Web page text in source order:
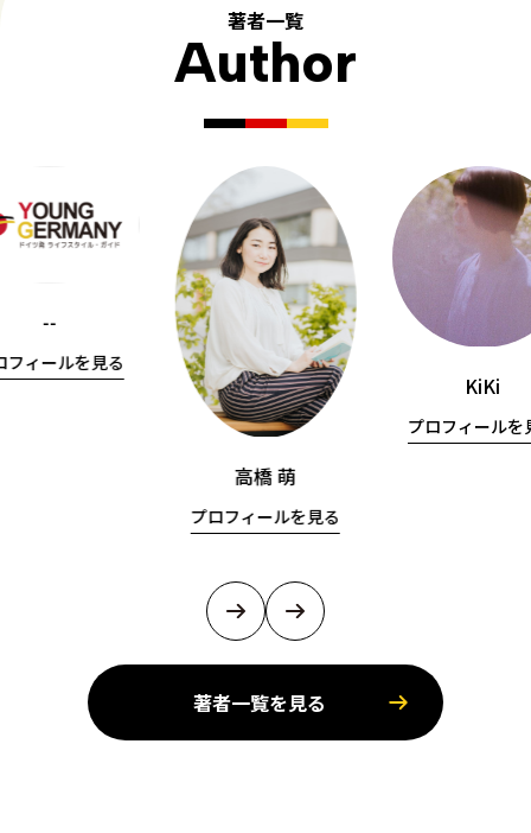
著者一覧
Author
--
フィールを見る
高橋 萌
プロフィールを見る
KiKi
プロフィールを
著者一覧を見る